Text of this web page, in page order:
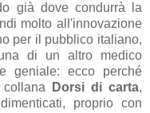
già dove condurrà la
molto all'innovazione
per il pubblico italiano,
di un altro medico
geniale: ecco perché
Dorsi di carta,
proprio con